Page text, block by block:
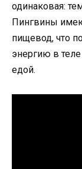
одинаковая:
Пингвины
пищевод, что
энергию в
едой.